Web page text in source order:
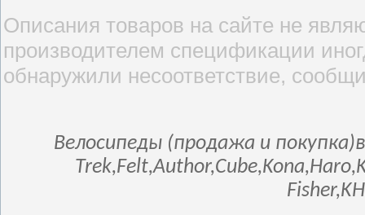
Описания товаров на сайте не
производителем спецификации
обнаружили несоответствие,
Велосипеды (продажа и